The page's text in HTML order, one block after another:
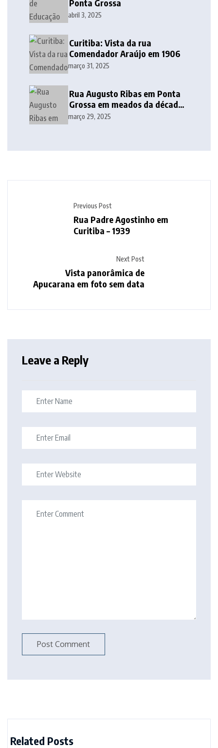
Ponta Grossa
abril 3, 2025
Curitiba: Vista da rua
Comendador Araújo em 1906
março 31, 2025
Rua Augusto Ribas em Ponta
Grossa em meados da década
de 1940
março 29, 2025
Previous Post
Rua Padre Agostinho em
Curitiba – 1939
Next Post
Vista panorâmica de
Apucarana em foto sem data
Leave a Reply
Related Posts